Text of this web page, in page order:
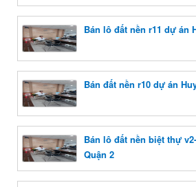
Bán lô đất nền r11 dự án
Bán đất nền r10 dự án
Bán lô đất nền biệt thự
Quận 2